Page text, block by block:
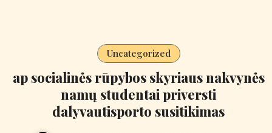
Uncategorized
ap socialinės rūpybos skyriaus nakvynės
namų studentai priversti
dalyvautisporto susitikimas